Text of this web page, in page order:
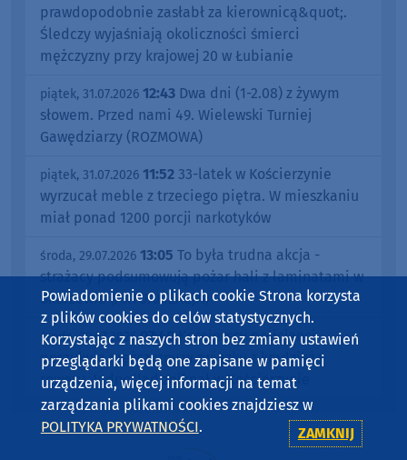
prawdopodobnie zasłabł za kierownicą&quot;.
Śledczy wyjaśniają okoliczności śmierci
mężczyzny przy krajowej 20 w Łubianie
piątek, 31.07.2026 12:43 Dwa dni (1-2.08) z żywym
słowem. Przed nami 49. Wielewski Turniej
Gawędziarzy (ROZMOWA)
piątek, 31.07.2026 11:52 33-latek w Kościerzynie
wyrzucał meble z trzeciego piętra. W mieszkaniu
miał ponad 1200 porcji narkotyków
środa, 29.07.2026 13:05 To była trudna akcja -
strażacy podsumowują pożar hali z laminatami w
Skorzewie (AKTUALIZACJA)
środa, 29.07.2026 07:40Kościerscy policjanci
poszukują mężczyzny w związku z kradzieżą
roweru. Jednoślad zniknął w Kościerzynie
Powiadomienie o plikach cookie Strona korzysta
z plików cookies do celów statystycznych.
Korzystając z naszych stron bez zmiany ustawień
przeglądarki będą one zapisane w pamięci
urządzenia, więcej informacji na temat
zarządzania plikami cookies znajdziesz w
POLITYKA PRYWATNOŚCI. ZAMKNIJ